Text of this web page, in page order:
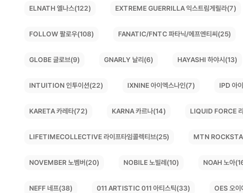
ELNATH 엘나스(122) EXTREME GUERRILLA 익스트림게릴라(7)
FOLLOW 팔로우(108) FANATIC/FNTC 파타닉/에프엔티씨(25)
GLOBE 글로브(9) GNARLY 날리(6) HAYASHI 하야시(13)
INTUITION 인투이션(22) IXNINE 아이엑스나인(7) IPD 아
KARETA 카레타(72) KARNA 카르나(14) LIQUID FORCE
LIFETIMECOLLECTIVE 라이프타임콜렉티브(25) MTN
NOVEMBER 노벰버(20) NOBILE 노빌레(10) NOAH 노아
NEFF 네프(38) 011 ARTISTIC 011 아티스틱(33) OES 오이